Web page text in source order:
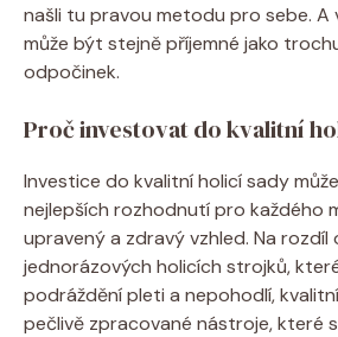
našli tu pravou metodu pro sebe. A
může být stejně příjemné jako
odpočinek.
Proč investovat do kvalitní
Investice do kvalitní holicí sady
nejlepších rozhodnutí pro každého
upravený a zdravý vzhled. Na rozdíl
jednorázových holicích strojků,
podráždění pleti a nepohodlí,
pečlivě zpracované nástroje, které